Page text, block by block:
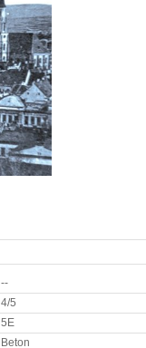
--
4/5
5E
Beton